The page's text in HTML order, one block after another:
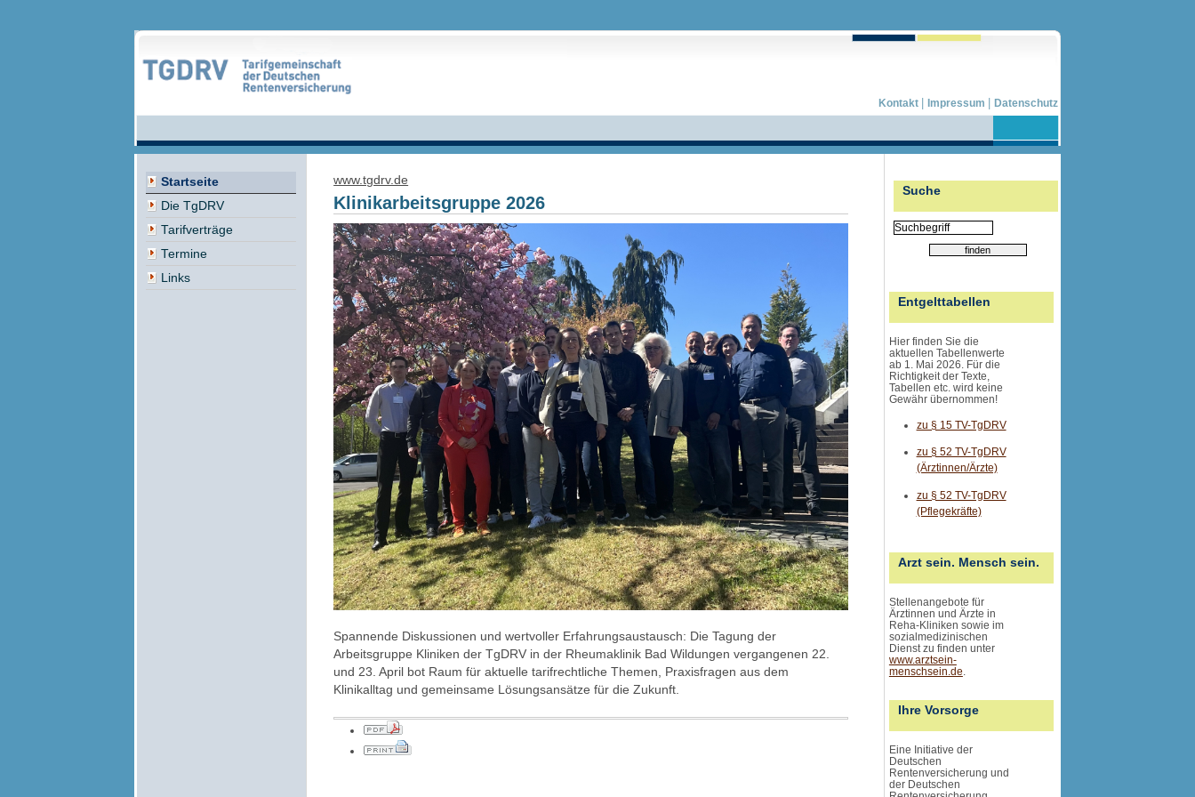
Kontakt | Impressum | Datenschutz
Startseite
Die TgDRV
Tarifverträge
Termine
Links
Suche
Entgelttabellen
Hier finden Sie die
aktuellen Tabellenwerte
ab 1. Mai 2026. Für die
Richtigkeit der Texte,
Tabellen etc. wird keine
Gewähr übernommen!
zu § 15 TV-TgDRV
zu § 52 TV-TgDRV
(Ärztinnen/Ärzte)
zu § 52 TV-TgDRV
(Pflegekräfte)
Arzt sein. Mensch sein.
Stellenangebote für
Ärztinnen und Ärzte in
Reha-Kliniken sowie im
sozialmedizinischen
Dienst zu finden unter
www.arztsein-
menschsein.de.
Ihre Vorsorge
Eine Initiative der
Deutschen
Rentenversicherung und
der Deutschen
www.tgdrv.de
Klinikarbeitsgruppe 2026
Spannende Diskussionen und wertvoller Erfahrungsaustausch: Die Tagung der
Arbeitsgruppe Kliniken der TgDRV in der Rheumaklinik Bad Wildungen vergangenen 22.
und 23. April bot Raum für aktuelle tarifrechtliche Themen, Praxisfragen aus dem
Klinikalltag und gemeinsame Lösungsansätze für die Zukunft.